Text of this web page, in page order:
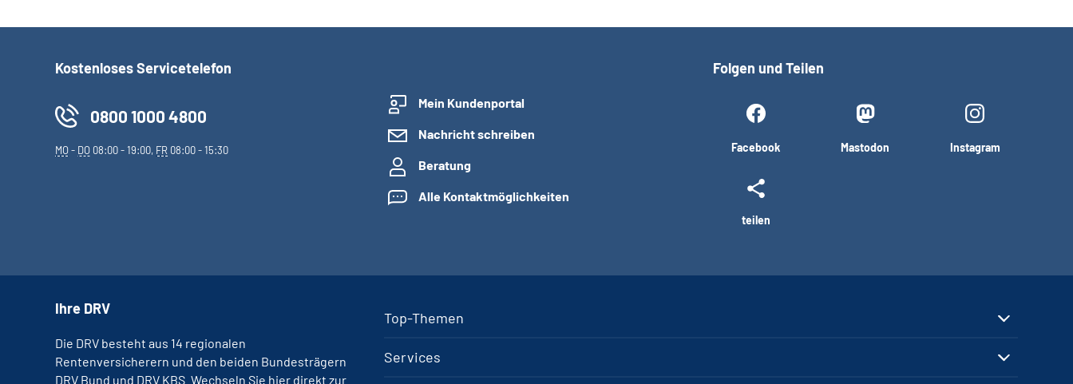
Kostenloses Servicetelefon
0800 1000 4800
MO- DO 08:00 - 19:00, FR 08:00 - 15:30
Mein Kundenportal
Nachricht schreiben
Beratung
Alle Kontaktmöglichkeiten
Folgen und Teilen
Facebook Mastodon Instagram
teilen
Top-Themen
Services
Ihre DRV
Die DRV besteht aus 14 regionalen
Rentenversicherern und den beiden Bundesträgern
DRV Bund und DRV KBS. Wechseln Sie hier direkt zur